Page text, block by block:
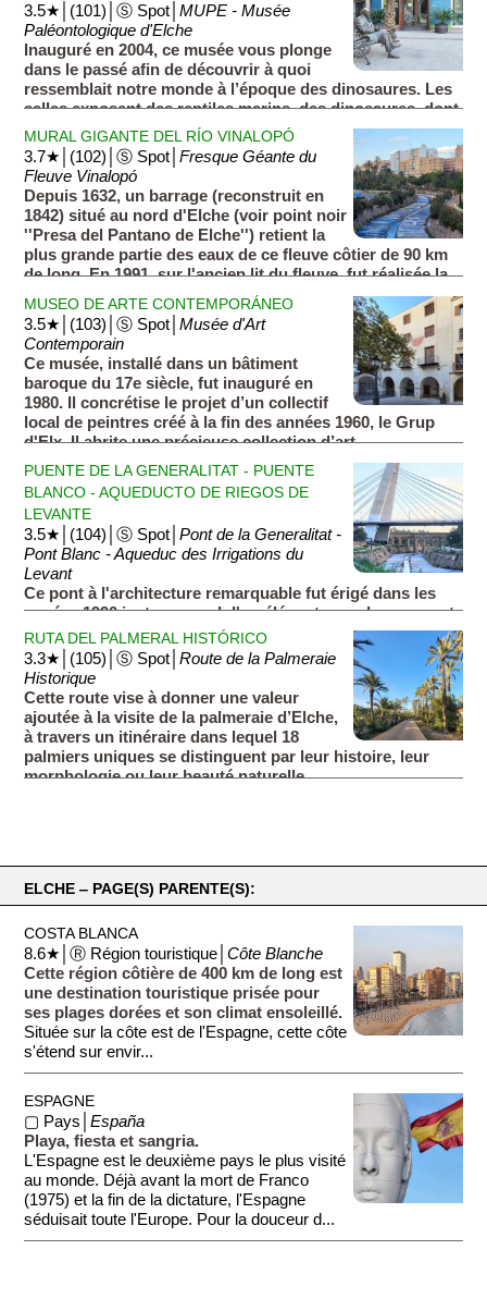
3.5★│(101)│Ⓢ Spot│MUPE - Musée
Paléontologique d'Elche
Inauguré en 2004, ce musée vous plonge
dans le passé afin de découvrir à quoi
ressemblait notre monde à l’époque des dinosaures. Les
salles exposent des reptiles marins, des dinosaures, dont
un crane de T-rex, des fossiles et des squelettes très bien
conservés.
MURAL GIGANTE DEL RÍO VINALOPÓ
3.7★│(102)│Ⓢ Spot│Fresque Géante du
Fleuve Vinalopó
Depuis 1632, un barrage (reconstruit en
1842) situé au nord d'Elche (voir point noir
''Presa del Pantano de Elche'') retient la
plus grande partie des eaux de ce fleuve côtier de 90 km
de long. En 1991, sur l'ancien lit du fleuve, fut réalisée la
plus grande fresque au monde. Mesurant 3 km de long,
elle nécessita le travail de 100 personnes et 40 tonnes de
peinture.
C'est dans sa partie sud que la fresque est la mieux
conservée (notre point vert) mais vous pouvez également
l'apercevoir depuis le Puente de Canalejas (voir point noir sur
la carte) situé à 800 mètres plus au nord.
MUSEO DE ARTE CONTEMPORÁNEO
3.5★│(103)│Ⓢ Spot│Musée d'Art
Contemporain
Ce musée, installé dans un bâtiment
baroque du 17e siècle, fut inauguré en
1980. Il concrétise le projet d’un collectif
local de peintres créé à la fin des années 1960, le Grup
d'Elx. Il abrite une précieuse collection d’art
contemporain regroupant des artistes très
emblématiques de l’avant-garde valencienne et
espagnole.
PUENTE DE LA GENERALITAT - PUENTE
BLANCO - AQUEDUCTO DE RIEGOS DE
LEVANTE
3.5★│(104)│Ⓢ Spot│Pont de la Generalitat -
Pont Blanc - Aqueduc des Irrigations du
Levant
Ce pont à l'architecture remarquable fut érigé dans les
années 1990 juste au nord d'un élégant aqueduc souvent
nommé le ''pont des gitans'' compte tenu du fait que de
nombreuses familles gitanes campaient autrefois
dessous.
RUTA DEL PALMERAL HISTÓRICO
3.3★│(105)│Ⓢ Spot│Route de la Palmeraie
Historique
Cette route vise à donner une valeur
ajoutée à la visite de la palmeraie d’Elche,
à travers un itinéraire dans lequel 18
palmiers uniques se distinguent par leur histoire, leur
morphologie ou leur beauté naturelle.
ELCHE ‒ PAGE(S) PARENTE(S):
COSTA BLANCA
8.6★│Ⓡ Région touristique│Côte Blanche
Cette région côtière de 400 km de long est
une destination touristique prisée pour
ses plages dorées et son climat ensoleillé.
Située sur la côte est de l'Espagne, cette côte
s'étend sur envir...
ESPAGNE
▢ Pays│España
Playa, fiesta et sangria.
L'Espagne est le deuxième pays le plus visité
au monde. Déjà avant la mort de Franco
(1975) et la fin de la dictature, l'Espagne
séduisait toute l'Europe. Pour la douceur d...